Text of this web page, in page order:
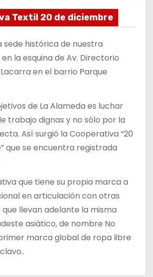
Textil 20 de diciembre
sede histórica de nuestra
la esquina de Av. Directorio
en el barrio Parque
de La Alameda es luchar
trabajo dignas y no sólo por la
Así surgió la Cooperativa “20
que se encuentra registrada
que tiene su propia marca a
en articulación con otras
llevan adelante la misma
asiático, de nombre No
marca global de ropa libre